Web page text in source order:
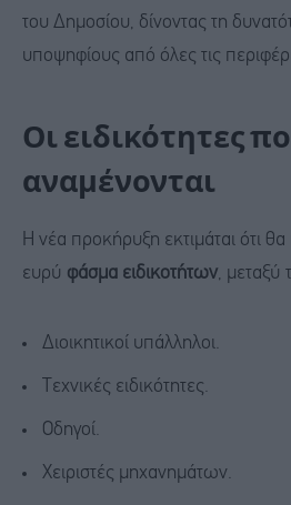
του Δημοσίου, δίνοντας τη
υποψηφίους από όλες τις
Οι ειδικότητες
αναμένονται
Η νέα προκήρυξη εκτιμάται ότι
ευρύ φάσμα ειδικοτήτων, μεταξύ
Διοικητικοί υπάλληλοι.
Τεχνικές ειδικότητες.
Οδηγοί.
Χειριστές μηχανημάτων.